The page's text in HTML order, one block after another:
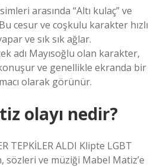
arasında “Altı kulaç” ve
cesur ve coşkulu karakter hızlı
ve sık sık ağlar.
adı Mayısoğlu olan karakter,
ve genellikle ekranda bir
olarak görünür.
olayı nedir?
TEPKİLER ALDI Klipte LGBT
sözleri ve müziği Mabel Matiz’e